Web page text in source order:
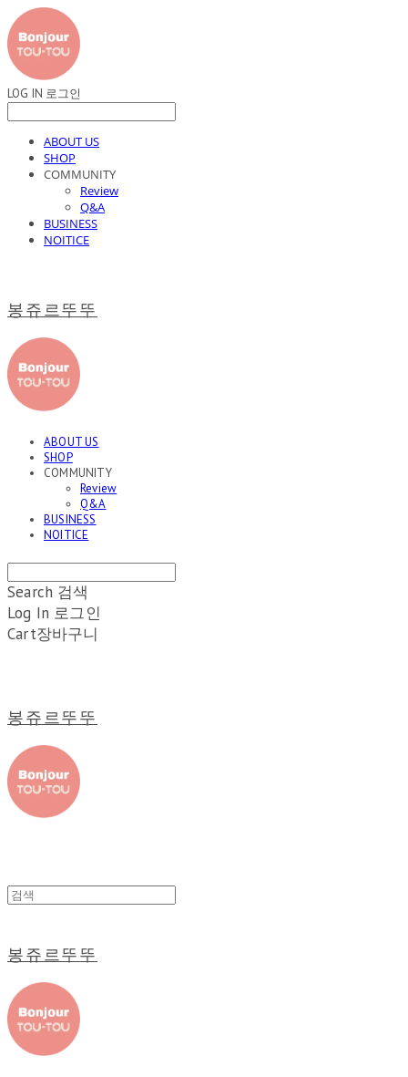
LOG IN 로그인
ABOUT US
SHOP
COMMUNITY
Review
Q&A
BUSINESS
NOITICE
봉쥬르뚜뚜
ABOUT US
SHOP
COMMUNITY
Review
Q&A
BUSINESS
NOITICE
Search 검색
Log In 로그인
Cart장바구니
봉쥬르뚜뚜
봉쥬르뚜뚜